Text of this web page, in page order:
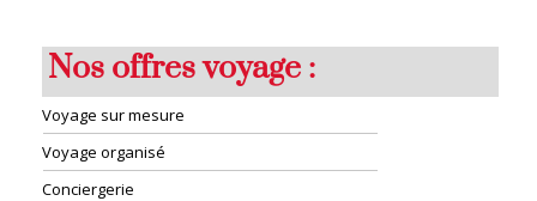
Nos offres voyage :
Voyage sur mesure
Voyage organisé
Conciergerie